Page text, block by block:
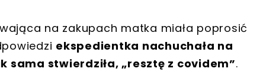
na zakupach matka miała poprosić
ekspedientka nachuchała na
stwierdziła, „resztę z covidem”.